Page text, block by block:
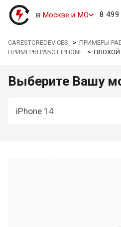
в Москве и МО 8
CARESTOREDEVICES >ПРИМЕРЫ
ПРИМЕРЫ РАБОТ IPHONE >ПЛОХОЙ
Выберите Вашу
iPhone 14